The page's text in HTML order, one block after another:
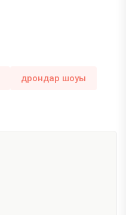
дрондар шоуы